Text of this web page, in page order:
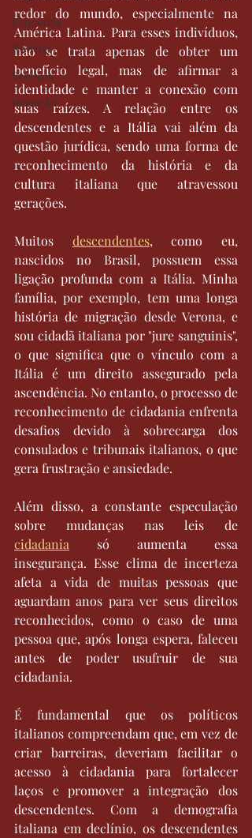
Economia
Notícias
Serviços
Inovação
redor do mundo, especialmente na
América Latina. Para esses indivíduos,
não se trata apenas de obter um
benefício legal, mas de afirmar a
identidade e manter a conexão com
suas raízes. A relação entre os
descendentes e a Itália vai além da
questão jurídica, sendo uma forma de
reconhecimento da história e da
cultura italiana que atravessou
gerações.
Muitos descendentes, como eu,
nascidos no Brasil, possuem essa
ligação profunda com a Itália. Minha
família, por exemplo, tem uma longa
história de migração desde Verona, e
sou cidadã italiana por "jure sanguinis",
o que significa que o vínculo com a
Itália é um direito assegurado pela
ascendência. No entanto, o processo de
reconhecimento de cidadania enfrenta
desafios devido à sobrecarga dos
consulados e tribunais italianos, o que
gera frustração e ansiedade.
Além disso, a constante especulação
cidadania só aumenta essa
insegurança. Esse clima de incerteza
afeta a vida de muitas pessoas que
aguardam anos para ver seus direitos
reconhecidos, como o caso de uma
pessoa que, após longa espera, faleceu
antes de poder usufruir de sua
cidadania.
É fundamental que os políticos
italianos compreendam que, em vez de
criar barreiras, deveriam facilitar o
acesso à cidadania para fortalecer
laços e promover a integração dos
descendentes. Com a demografia
italiana em declínio, os descendentes